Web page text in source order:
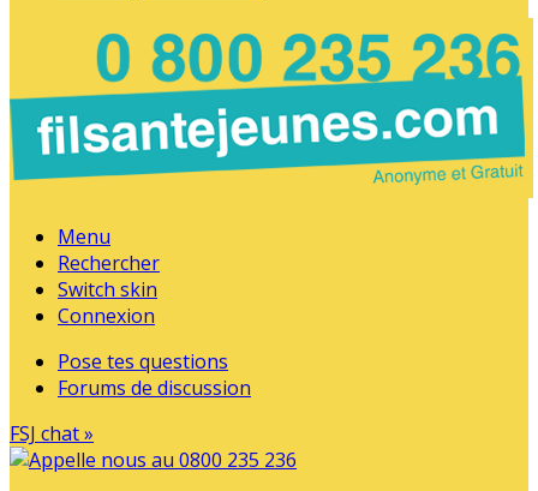
Menu
Rechercher
Switch skin
Connexion
Pose tes questions
Forums de discussion
FSJ chat »